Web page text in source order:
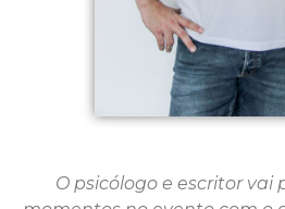
O psicólogo e escritor vai